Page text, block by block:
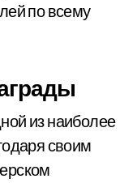
по всему
из наиболее
своим